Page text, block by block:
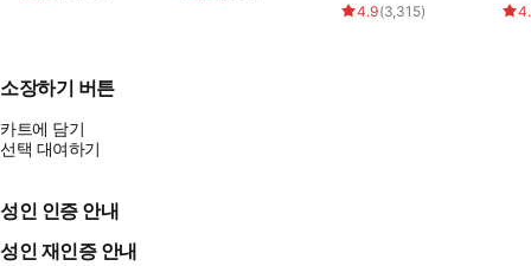
4.9(3,315)
소장하기 버튼
카트에 담기
선택 대여하기
성인 인증 안내
성인 재인증 안내